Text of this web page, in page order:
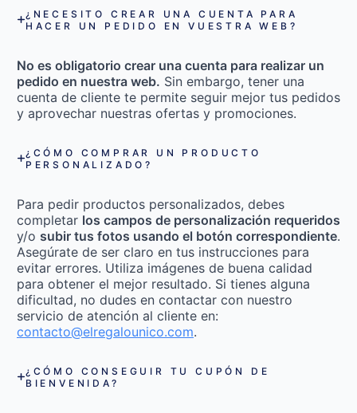
¿NECESITO CREAR UNA CUENTA PARA
HACER UN PEDIDO EN VUESTRA WEB?
No es obligatorio crear una cuenta para realizar un
pedido en nuestra web. Sin embargo, tener una
cuenta de cliente te permite seguir mejor tus pedidos
y aprovechar nuestras ofertas y promociones.
¿CÓMO COMPRAR UN PRODUCTO
PERSONALIZADO?
Para pedir productos personalizados, debes
completar los campos de personalización requeridos
y/o subir tus fotos usando el botón correspondiente.
Asegúrate de ser claro en tus instrucciones para
evitar errores. Utiliza imágenes de buena calidad
para obtener el mejor resultado. Si tienes alguna
dificultad, no dudes en contactar con nuestro
servicio de atención al cliente en:
contacto@elregalounico.com.
¿CÓMO CONSEGUIR TU CUPÓN DE
BIENVENIDA?